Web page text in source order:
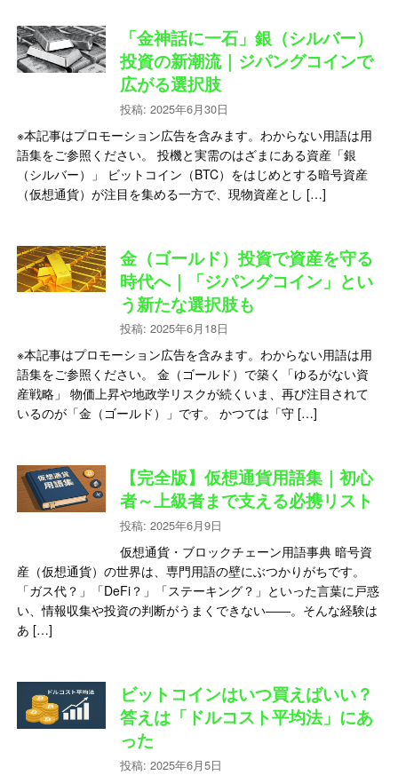
「金神話に一石」銀（シルバー）
投資の新潮流｜ジパングコインで
広がる選択肢
投稿: 2025年6月30日
※本記事はプロモーション広告を含みます。わからない用語は用
語集をご参照ください。 投機と実需のはざまにある資産「銀
（シルバー）」 ビットコイン（BTC）をはじめとする暗号資産
（仮想通貨）が注目を集める一方で、現物資産とし […]
金（ゴールド）投資で資産を守る
時代へ｜「ジパングコイン」とい
う新たな選択肢も
投稿: 2025年6月18日
※本記事はプロモーション広告を含みます。わからない用語は用
語集をご参照ください。 金（ゴールド）で築く「ゆるがない資
産戦略」 物価上昇や地政学リスクが続くいま、再び注目されて
いるのが「金（ゴールド）」です。 かつては「守 […]
【完全版】仮想通貨用語集｜初心
者～上級者まで支える必携リスト
投稿: 2025年6月9日
仮想通貨・ブロックチェーン用語事典 暗号資
産（仮想通貨）の世界は、専門用語の壁にぶつかりがちです。
「ガス代？」「DeFi？」「ステーキング？」といった言葉に戸惑
い、情報収集や投資の判断がうまくできない――。そんな経験は
あ […]
ビットコインはいつ買えばいい？
答えは「ドルコスト平均法」にあ
った
投稿: 2025年6月5日